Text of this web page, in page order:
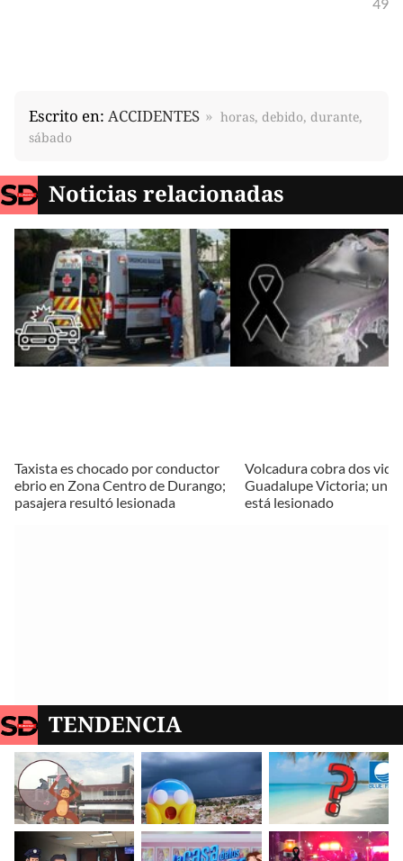
Escrito en: ACCIDENTES
horas, debido, durante,
sábado
Noticias relacionadas
Taxista es chocado por conductor
ebrio en Zona Centro de Durango;
pasajera resultó lesionada
Volcadura cobra dos
Guadalupe Victoria; un
está lesionado
TENDENCIA